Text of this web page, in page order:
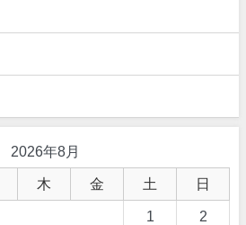
2026年8月
木 金 土 日
1 2